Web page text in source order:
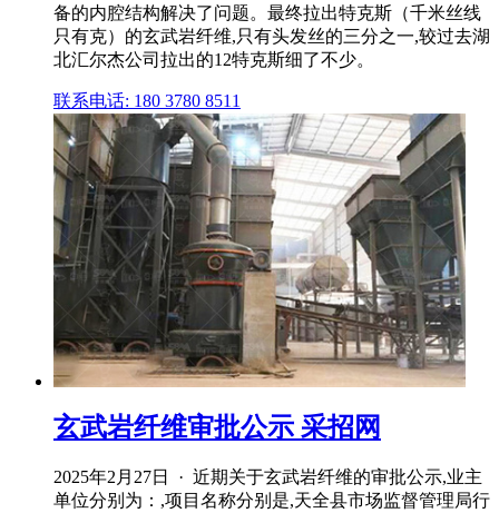
备的内腔结构解决了问题。最终拉出特克斯（千米丝线
只有克）的玄武岩纤维,只有头发丝的三分之一,较过去湖
北汇尔杰公司拉出的12特克斯细了不少。
联系电话: 180 3780 8511
玄武岩纤维审批公示 采招网
2025年2月27日 · 近期关于玄武岩纤维的审批公示,业主
单位分别为：,项目名称分别是,天全县市场监督管理局行